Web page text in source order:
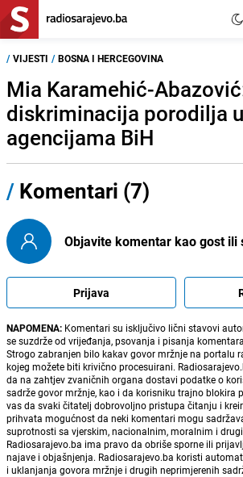
/ VIJESTI / BOSNA I HERCEGOVINA
Mia Karamehić-
diskriminacija porodilja
agencijama BiH
/ Komentari (7)
Objavite komentar kao gost ili
Prijava
NAPOMENA: Komentari su isključivo lični stavovi
se suzdrže od vrijeđanja, psovanja i pisanja
Strogo zabranjen bilo kakav govor mržnje na portalu
kojeg možete biti krivično procesuirani.
da na zahtjev zvaničnih organa dostavi podatke o
sadrže govor mržnje, kao i da korisniku trajno blokira
vas da svaki čitatelj dobrovoljno pristupa čitanju i
prihvata mogućnost da neki komentari mogu
suprotnosti sa vjerskim, nacionalnim, moralnim i
Radiosarajevo.ba ima pravo da obriše sporne ili
najave i objašnjenja. Radiosarajevo.ba koristi
i uklanjanja govora mržnje i drugih neprimjerenih